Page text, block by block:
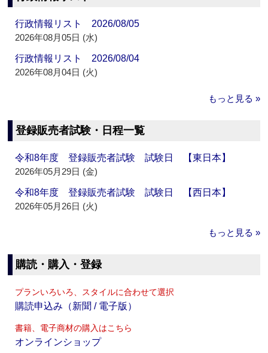
行政情報リスト 2026/08/05
2026年08月05日 (水)
行政情報リスト 2026/08/04
2026年08月04日 (火)
もっと見る »
登録販売者試験・日程一覧
令和8年度 登録販売者試験 試験日 【東日本】
2026年05月29日 (金)
令和8年度 登録販売者試験 試験日 【西日本】
2026年05月26日 (火)
もっと見る »
購読・購入・登録
プランいろいろ、スタイルに合わせて選択
購読申込み（新聞 / 電子版）
書籍、電子商材の購入はこちら
オンラインショップ